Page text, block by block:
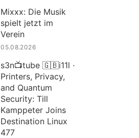
Mixxx: Die Musik
spielt jetzt im
Verein
05.08.2026
s3n📺tube 🇬🇧i11l ·
Printers, Privacy,
and Quantum
Security: Till
Kamppeter Joins
Destination Linux
477